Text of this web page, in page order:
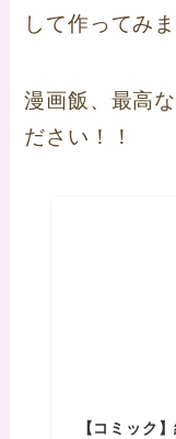
して作ってみま
漫画飯、最高
ださい！！
【コミック